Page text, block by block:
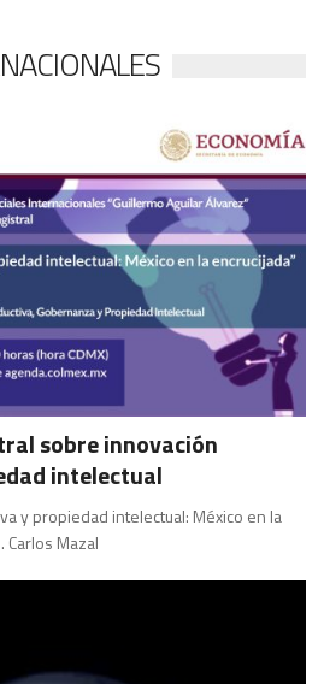
sobre innovación
intelectual
y propiedad intelectual: México en la
Mazal